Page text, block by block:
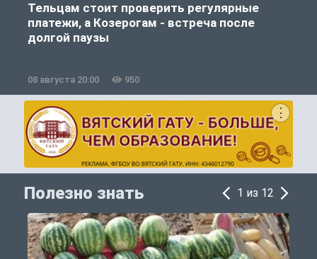
Тельцам стоит проверить регулярные
платежи, а Козерогам - встреча после
долгой паузы
08 августа 20:00 950
Полезно знать 1 из 12